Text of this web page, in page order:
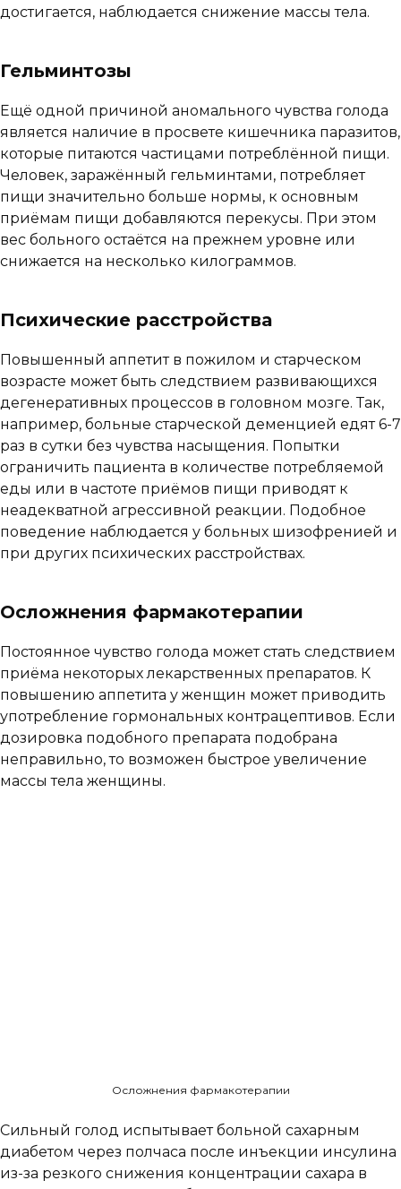
достигается, наблюдается снижение массы тела.
Гельминтозы
Ещё одной причиной аномального чувства голода
является наличие в просвете кишечника паразитов,
которые питаются частицами потреблённой пищи.
Человек, заражённый гельминтами, потребляет
пищи значительно больше нормы, к основным
приёмам пищи добавляются перекусы. При этом
вес больного остаётся на прежнем уровне или
снижается на несколько килограммов.
Психические расстройства
Повышенный аппетит в пожилом и старческом
возрасте может быть следствием развивающихся
дегенеративных процессов в головном мозге. Так,
например, больные старческой деменцией едят 6-7
раз в сутки без чувства насыщения. Попытки
ограничить пациента в количестве потребляемой
еды или в частоте приёмов пищи приводят к
неадекватной агрессивной реакции. Подобное
поведение наблюдается у больных шизофренией и
при других психических расстройствах.
Осложнения фармакотерапии
Постоянное чувство голода может стать следствием
приёма некоторых лекарственных препаратов. К
повышению аппетита у женщин может приводить
употребление гормональных контрацептивов. Если
дозировка подобного препарата подобрана
неправильно, то возможен быстрое увеличение
массы тела женщины.
Осложнения фармакотерапии
Сильный голод испытывает больной сахарным
диабетом через полчаса после инъекции инсулина
из-за резкого снижения концентрации сахара в